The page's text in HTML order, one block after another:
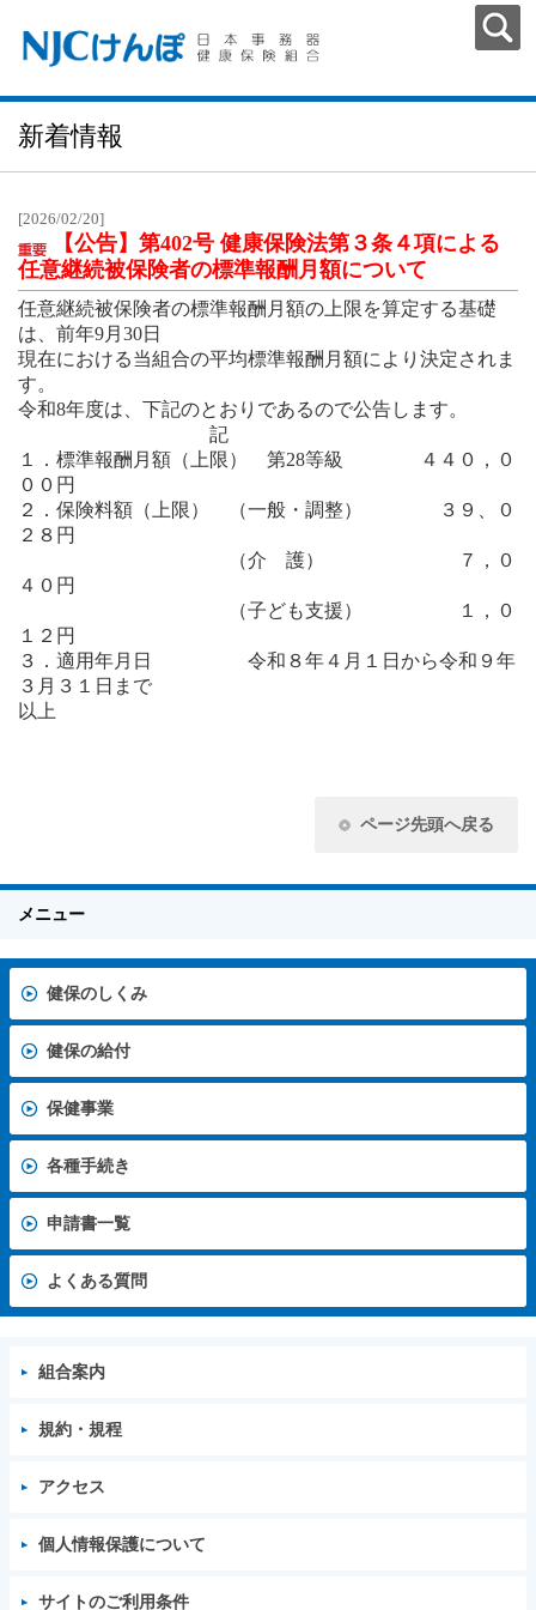
新着情報
[2026/02/20]
【公告】第402号 健康保険法第３条４項による
任意継続被保険者の標準報酬月額について
任意継続被保険者の標準報酬月額の上限を算定する基礎
は、前年9月30日
現在における当組合の平均標準報酬月額により決定されま
す。
令和8年度は、下記のとおりであるので公告します。
記
１．標準報酬月額（上限） 第28等級 ４４０，０
００円
２．保険料額（上限） （一般・調整） ３９、０
２８円
（介 護） ７，０
４０円
（子ども支援） １，０
１２円
３．適用年月日 令和８年４月１日から令和９年
３月３１日まで
以上
ページ先頭へ戻る
メニュー
健保のしくみ
健保の給付
保健事業
各種手続き
申請書一覧
よくある質問
組合案内
規約・規程
アクセス
個人情報保護について
サイトのご利用条件